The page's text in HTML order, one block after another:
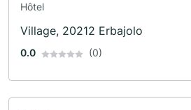
Hôtel
Village, 20212 Erbajolo
0.0 (0)